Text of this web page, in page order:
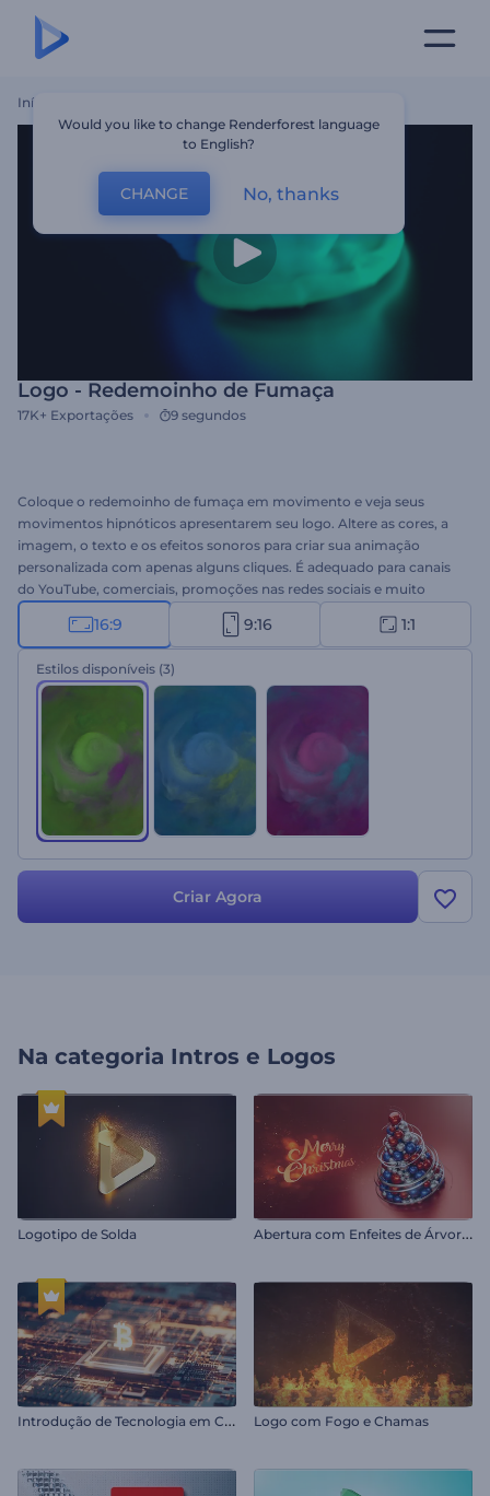
Início
Logo - Redemoinho de Fumaça
17K+ Exportações 9 segundos
Coloque o redemoinho de fumaça em movimento e veja seus
movimentos hipnóticos apresentarem seu logo. Altere as cores, a
imagem, o texto e os efeitos sonoros para criar sua animação
personalizada com apenas alguns cliques. É adequado para canais
do YouTube, comerciais, promoções nas redes sociais e muito
mais. Dê uma chance a este template hoje!
16:9 9:16 1:1
Estilos disponíveis (3)
Criar Agora
Na categoria Intros e Logos
Logotipo de Solda A
bertura com Enfeites de Árvore de Natal
I
ntrodução de Tecnologia em Criptomoedas Logo com Fogo e Chamas
Would you like to change Renderforest language
to English?
CHANGE No, thanks